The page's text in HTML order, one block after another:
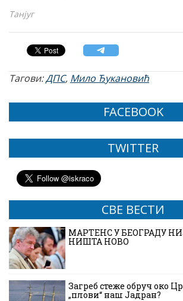
Taнјуг
Тагови:ДПС, Мило Ђукановић
FACEBOOK
TWITTER
СВЕ ВЕСТИ
МАРТЕНС У БЕОГРАДУ
НИШТА НОВО
Загреб стеже обруч око
„плови“ наш Јадран?